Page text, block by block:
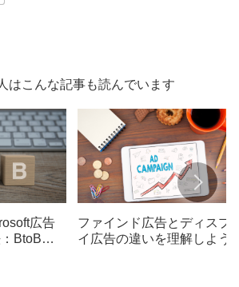
はこんな記事も読んでいます
広告
BtoB企
ファインド広告とディスプ
イ広告の違いを理解しよう